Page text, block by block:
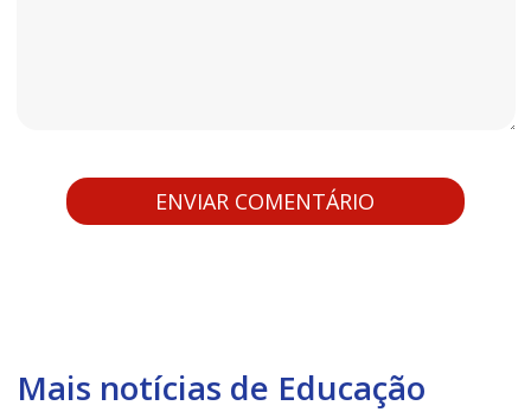
Mais notícias de Educação